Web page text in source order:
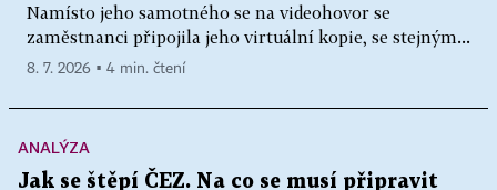
Namísto jeho samotného se na videohovor se
zaměstnanci připojila jeho virtuální kopie, se stejným...
8. 7. 2026 ▪ 4 min. čtení
ANALÝZA
Jak se štěpí ČEZ. Na co se musí připravit